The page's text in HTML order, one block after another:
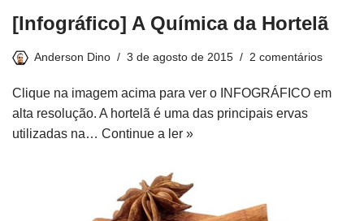
[Infográfico] A Química da Hortelã
Anderson Dino 3 de agosto de 2015 2 comentários
Clique na imagem acima para ver o INFOGRÁFICO em
alta resolução. A hortelã é uma das principais ervas
utilizadas na… Continue a ler »